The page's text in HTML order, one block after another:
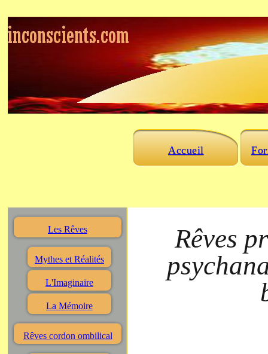
Accueil
Les Rêves
Mythes et Réalités
L'Imaginaire
La Mémoire
Rêves cordon ombilical
Rêves